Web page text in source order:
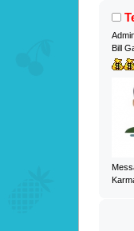
Bill